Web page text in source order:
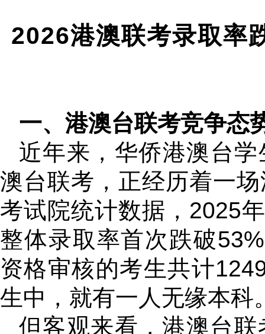
2026港澳联考录取率
一、港澳台联考竞争态
近年来，华侨港澳台
澳台联考，正经历着一
考试院统计数据，2025
整体录取率首次跌破
资格审核的考生共计
生中，就有一人无缘本科
但客观来看，港澳台